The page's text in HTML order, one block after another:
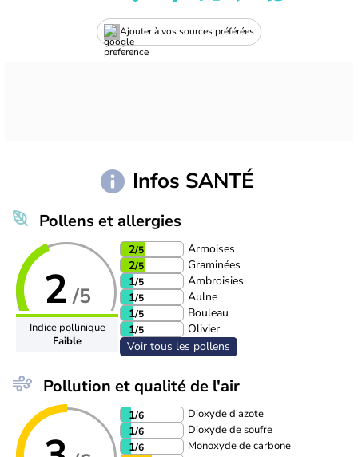
Ajouter à vos sources préférées
Infos SANTÉ
Pollens et allergies
2 /5
Indice pollinique
Faible
2/5
Armoises
2/5
Graminées
1/5
Ambroisies
1/5
Aulne
1/5
Bouleau
1/5
Olivier
Voir tous les pollens
Pollution et qualité de l'air
1/6 Dioxyde d'azote
1/6 Dioxyde de soufre
1/6 Monoxyde de carbone